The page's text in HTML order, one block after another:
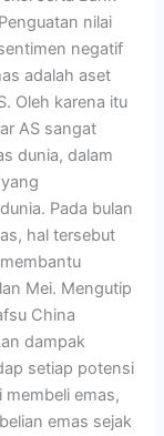
nilai
negatif
adalah aset
Oleh karena itu
AS sangat
dunia, dalam
Pada bulan
hal tersebut
Mei. Mengutip
China
dampak
setiap potensi
emas,
emas sejak